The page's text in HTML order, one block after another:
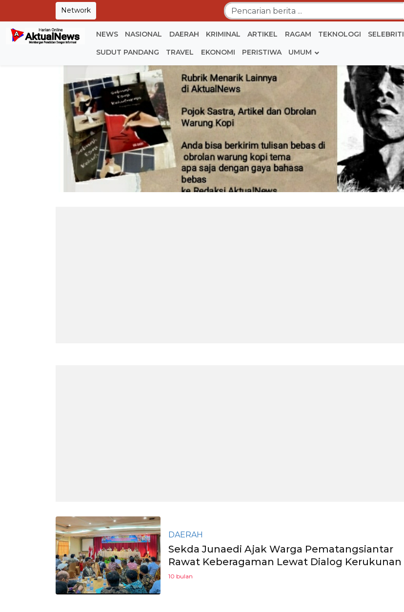
Network
NEWS NASIONAL DAERAH KRIMINAL ARTIKEL RAGAM TEKNOLOGI SELEBRITI
SUDUT PANDANG TRAVEL EKONOMI PERISTIWA UMUM
DAERAH
Sekda Junaedi Ajak Warga Pematangsiantar
Rawat Keberagaman Lewat Dialog Kerukunan
10 bulan